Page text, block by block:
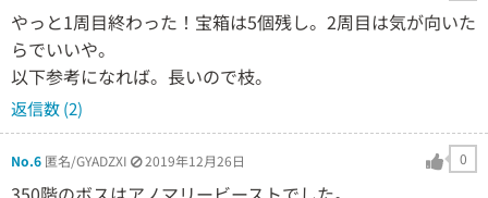
やっと1周目終わった！宝箱は5個残し。2周目は気が向いた
らでいいや。
以下参考になれば。長いので枝。
返信数 (2)
No.6 匿名/GYADZXI 2019年12月26日 0